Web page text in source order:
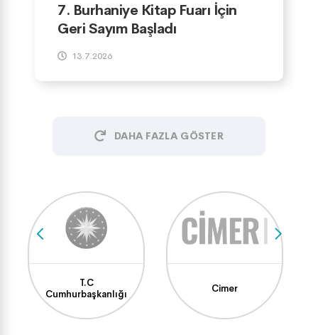
7. Burhaniye Kitap Fuarı İçin
Geri Sayım Başladı
13.7.2026
DAHA FAZLA GÖSTER
T.C
Cumhurbaşkanlığı
Cimer